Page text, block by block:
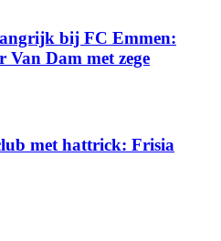
bij FC Emmen:
Van Dam met zege
met hattrick: Frisia